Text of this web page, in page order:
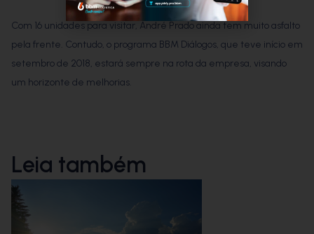
Com 16 unidades para visitar, André Prado ainda tem muito asfalto
pela frente. Contudo, o programa BBM Diálogos, que teve início em
setembro de 2018, estará sempre na rota da empresa, visando
um horizonte de melhorias.
Leia também